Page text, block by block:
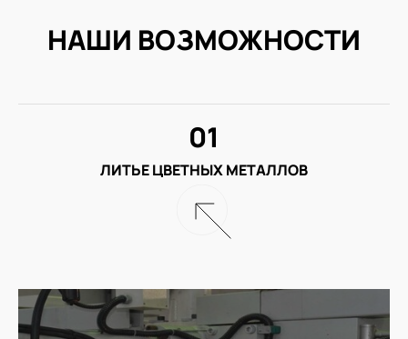
НАШИ ВОЗМОЖНОСТИ
ЛИТЬЕ ЦВЕТНЫХ МЕТАЛЛОВ
01